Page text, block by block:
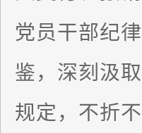
党员干部纪
鉴，深刻汲
规定，不折